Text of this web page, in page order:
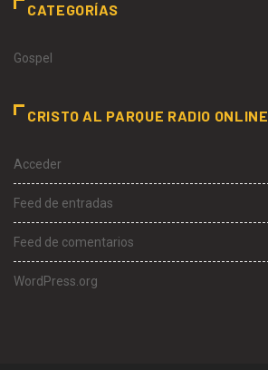
CATEGORÍAS
Gospel
CRISTO AL PARQUE RADIO ONLINE
Acceder
Feed de entradas
Feed de comentarios
WordPress.org